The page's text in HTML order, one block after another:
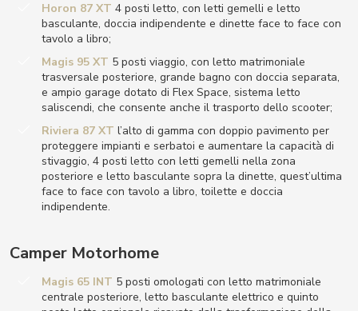
Horon 87 XT 4 posti letto, con letti gemelli e letto
basculante, doccia indipendente e dinette face to face con
tavolo a libro;
Magis 95 XT 5 posti viaggio, con letto matrimoniale
trasversale posteriore, grande bagno con doccia separata,
e ampio garage dotato di Flex Space, sistema letto
saliscendi, che consente anche il trasporto dello scooter;
Riviera 87 XT l’alto di gamma con doppio pavimento per
proteggere impianti e serbatoi e aumentare la capacità di
stivaggio, 4 posti letto con letti gemelli nella zona
posteriore e letto basculante sopra la dinette, quest’ultima
face to face con tavolo a libro, toilette e doccia
indipendente.
Camper Motorhome
Magis 65 INT 5 posti omologati con letto matrimoniale
centrale posteriore, letto basculante elettrico e quinto